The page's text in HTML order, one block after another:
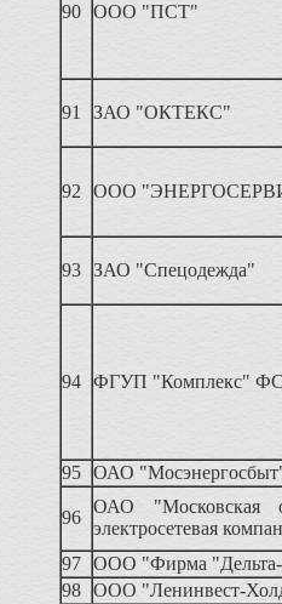
90 ООО "ПСТ"
91 ЗАО "ОКТЕКС"
92 ООО
93 ЗАО "Спецодежда"
94 ФГУП "Комплекс"
95 ОАО
96
ОАО "Московская
электросетевая
97 ООО "Фирма
98 ООО "Ленинвест-